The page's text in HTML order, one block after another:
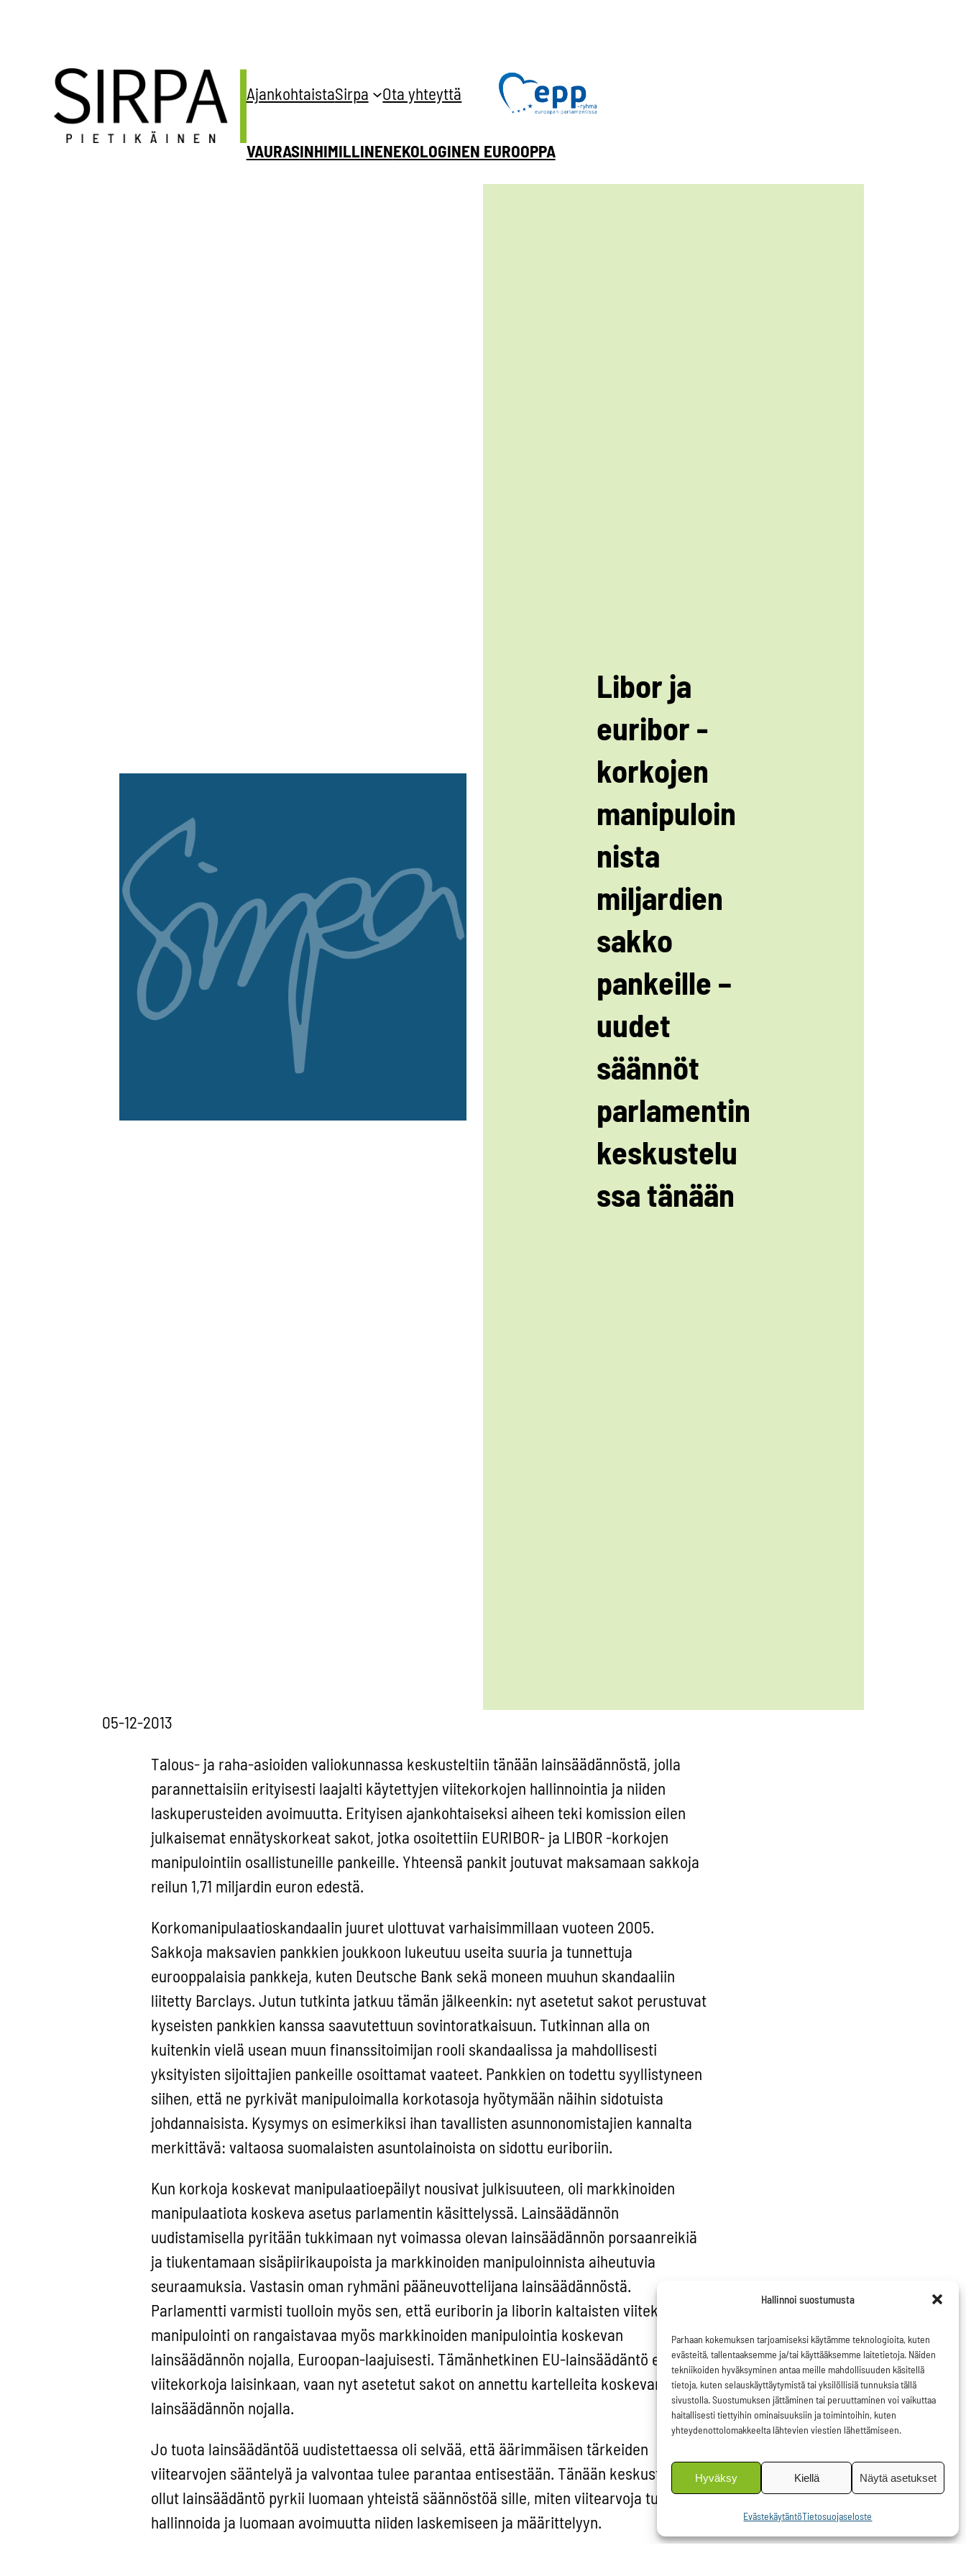
Hallinnoi suostumusta
Parhaan kokemuksen tarjoamiseksi käytämme teknologioita, kuten
evästeitä, tallentaaksemme ja/tai käyttääksemme laitetietoja. Näiden
tekniikoiden hyväksyminen antaa meille mahdollisuuden käsitellä
tietoja, kuten selauskäyttäytymistä tai yksilöllisiä tunnuksia tällä
sivustolla. Suostumuksen jättäminen tai peruuttaminen voi vaikuttaa
haitallisesti tiettyihin ominaisuuksiin ja toimintoihin, kuten
yhteydenottolomakkeelta lähtevien viestien lähettämiseen.
Hyväksy Kiellä Näytä asetukset
EvästekäytäntöTietosuojaseloste
AjankohtaistaSirpa Ota yhteyttä
VAURASINHIMILLINENEKOLOGINEN EUROOPPA
Libor ja
euribor -
korkojen
manipuloin
nista
miljardien
sakko
pankeille –
uudet
säännöt
parlamentin
keskustelu
ssa tänään
05-12-2013
Talous- ja raha-asioiden valiokunnassa keskusteltiin tänään lainsäädännöstä, jolla
parannettaisiin erityisesti laajalti käytettyjen viitekorkojen hallinnointia ja niiden
laskuperusteiden avoimuutta. Erityisen ajankohtaiseksi aiheen teki komission eilen
julkaisemat ennätyskorkeat sakot, jotka osoitettiin EURIBOR- ja LIBOR -korkojen
manipulointiin osallistuneille pankeille. Yhteensä pankit joutuvat maksamaan sakkoja
reilun 1,71 miljardin euron edestä.
Korkomanipulaatioskandaalin juuret ulottuvat varhaisimmillaan vuoteen 2005.
Sakkoja maksavien pankkien joukkoon lukeutuu useita suuria ja tunnettuja
eurooppalaisia pankkeja, kuten Deutsche Bank sekä moneen muuhun skandaaliin
liitetty Barclays. Jutun tutkinta jatkuu tämän jälkeenkin: nyt asetetut sakot perustuvat
kyseisten pankkien kanssa saavutettuun sovintoratkaisuun. Tutkinnan alla on
kuitenkin vielä usean muun finanssitoimijan rooli skandaalissa ja mahdollisesti
yksityisten sijoittajien pankeille osoittamat vaateet. Pankkien on todettu syyllistyneen
siihen, että ne pyrkivät manipuloimalla korkotasoja hyötymään näihin sidotuista
johdannaisista. Kysymys on esimerkiksi ihan tavallisten asunnonomistajien kannalta
merkittävä: valtaosa suomalaisten asuntolainoista on sidottu euriboriin.
Kun korkoja koskevat manipulaatioepäilyt nousivat julkisuuteen, oli markkinoiden
manipulaatiota koskeva asetus parlamentin käsittelyssä. Lainsäädännön
uudistamisella pyritään tukkimaan nyt voimassa olevan lainsäädännön porsaanreikiä
ja tiukentamaan sisäpiirikaupoista ja markkinoiden manipuloinnista aiheutuvia
seuraamuksia. Vastasin oman ryhmäni pääneuvottelijana lainsäädännöstä.
Parlamentti varmisti tuolloin myös sen, että euriborin ja liborin kaltaisten viitekorkojen
manipulointi on rangaistavaa myös markkinoiden manipulointia koskevan
lainsäädännön nojalla, Euroopan-laajuisesti. Tämänhetkinen EU-lainsäädäntö ei koske
viitekorkoja laisinkaan, vaan nyt asetetut sakot on annettu kartelleita koskevan
lainsäädännön nojalla.
Jo tuota lainsäädäntöä uudistettaessa oli selvää, että äärimmäisen tärkeiden
viitearvojen sääntelyä ja valvontaa tulee parantaa entisestään. Tänään keskusteluissa
ollut lainsäädäntö pyrkii luomaan yhteistä säännöstöä sille, miten viitearvoja tulisi
hallinnoida ja luomaan avoimuutta niiden laskemiseen ja määrittelyyn.